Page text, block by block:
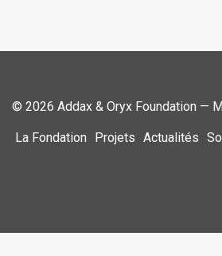
© 2026 Addax & Oryx Foundation —
La Fondation Projets Actualités